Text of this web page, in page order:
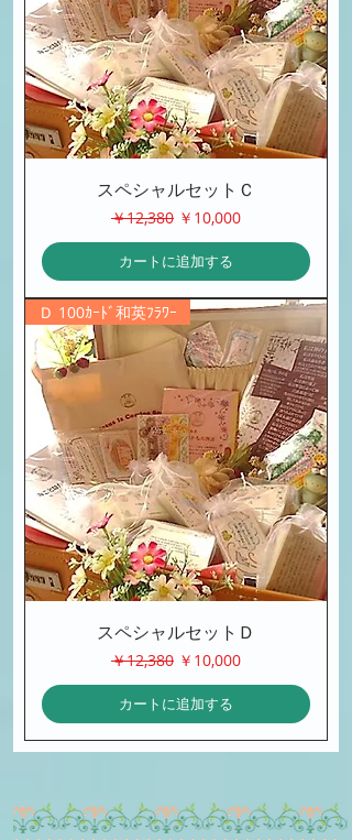
スペシャルセットＣ
通常価格
￥12,380 セール価格
￥10,000
カートに追加する
Ｄ 100ｶｰﾄﾞ和英ﾌﾗﾜｰ
スペシャルセットＤ
通常価格
￥12,380 セール価格
￥10,000
カートに追加する